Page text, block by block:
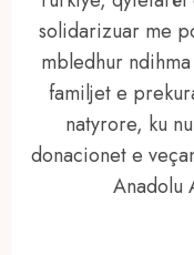
solidarizuar me
mbledhur
familjet e
natyrore, ku
donacionet e
Anadolu